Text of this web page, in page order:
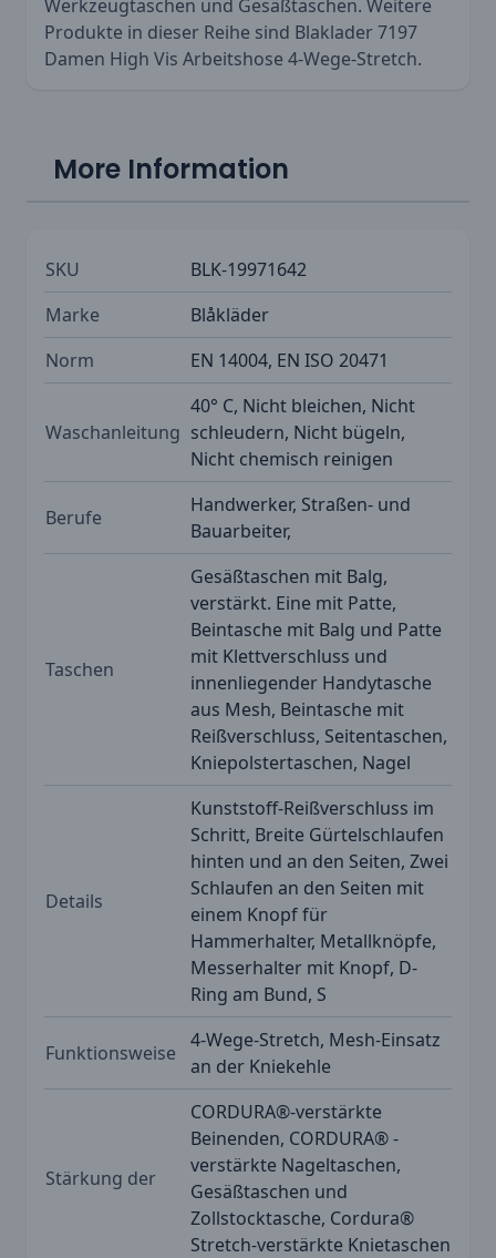
Werkzeugtaschen und Gesäßtaschen. Weitere
Produkte in dieser Reihe sind Blaklader 7197
Damen High Vis Arbeitshose 4-Wege-Stretch.
More Information
SKU
BLK-19971642
Marke
Blåkläder
Norm
EN 14004, EN ISO 20471
Waschanleitung
40° C, Nicht bleichen, Nicht
schleudern, Nicht bügeln,
Nicht chemisch reinigen
Berufe
Handwerker, Straßen- und
Bauarbeiter,
Taschen
Gesäßtaschen mit Balg,
verstärkt. Eine mit Patte,
Beintasche mit Balg und Patte
mit Klettverschluss und
innenliegender Handytasche
aus Mesh, Beintasche mit
Reißverschluss, Seitentaschen,
Kniepolstertaschen, Nagel
Details
Kunststoff-Reißverschluss im
Schritt, Breite Gürtelschlaufen
hinten und an den Seiten, Zwei
Schlaufen an den Seiten mit
einem Knopf für
Hammerhalter, Metallknöpfe,
Messerhalter mit Knopf, D-
Ring am Bund, S
Funktionsweise
4-Wege-Stretch, Mesh-Einsatz
an der Kniekehle
Stärkung der
CORDURA®-verstärkte
Beinenden, CORDURA® -
verstärkte Nageltaschen,
Gesäßtaschen und
Zollstocktasche, Cordura®
Stretch-verstärkte Knietaschen